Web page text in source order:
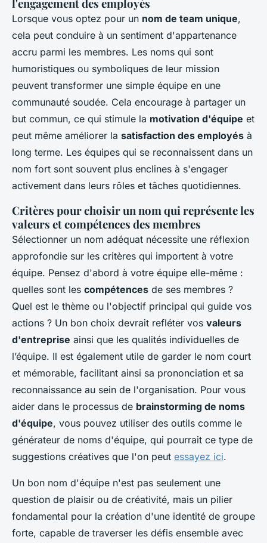
l'engagement des employés
Lorsque vous optez pour un nom de team unique,
cela peut conduire à un sentiment d'appartenance
accru parmi les membres. Les noms qui sont
humoristiques ou symboliques de leur mission
peuvent transformer une simple équipe en une
communauté soudée. Cela encourage à partager un
but commun, ce qui stimule la motivation d'équipe et
peut même améliorer la satisfaction des employés à
long terme. Les équipes qui se reconnaissent dans un
nom fort sont souvent plus enclines à s'engager
activement dans leurs rôles et tâches quotidiennes.
Critères pour choisir un nom qui représente les
valeurs et compétences des membres
Sélectionner un nom adéquat nécessite une réflexion
approfondie sur les critères qui importent à votre
équipe. Pensez d'abord à votre équipe elle-même :
quelles sont les compétences de ses membres ?
Quel est le thème ou l'objectif principal qui guide vos
actions ? Un bon choix devrait refléter vos valeurs
d'entreprise ainsi que les qualités individuelles de
l’équipe. Il est également utile de garder le nom court
et mémorable, facilitant ainsi sa prononciation et sa
reconnaissance au sein de l'organisation. Pour vous
aider dans le processus de brainstorming de noms
d'équipe, vous pouvez utiliser des outils comme le
générateur de noms d'équipe, qui pourrait ce type de
suggestions créatives que l'on peut essayez ici.
Un bon nom d'équipe n'est pas seulement une
question de plaisir ou de créativité, mais un pilier
fondamental pour la création d'une identité de groupe
forte, capable de traverser les défis ensemble avec